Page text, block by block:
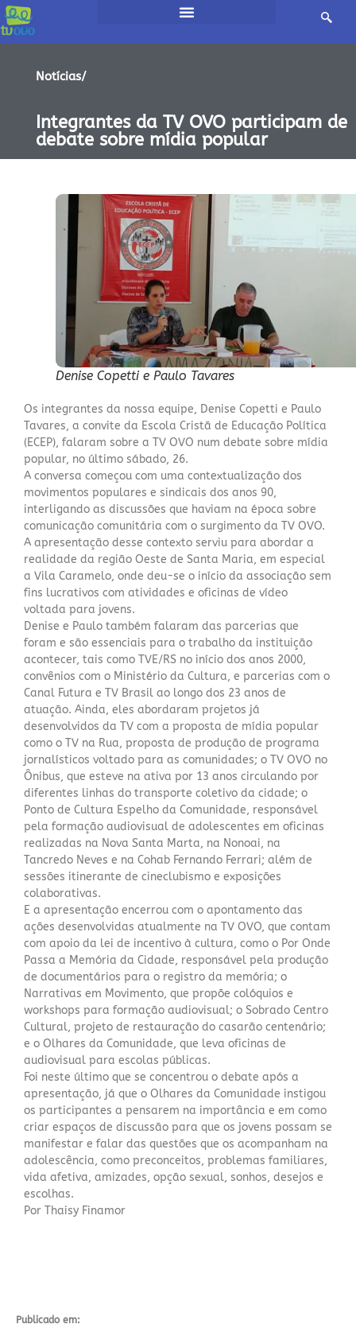
Notícias/
Integrantes da TV OVO participam de
debate sobre mídia popular
Denise Copetti e Paulo Tavares
Os integrantes da nossa equipe, Denise Copetti e Paulo
Tavares, a convite da Escola Cristã de Educação Política
(ECEP), falaram sobre a TV OVO num debate sobre mídia
popular, no último sábado, 26.
A conversa começou com uma contextualização dos
movimentos populares e sindicais dos anos 90,
interligando as discussões que haviam na época sobre
comunicação comunitária com o surgimento da TV OVO.
A apresentação desse contexto serviu para abordar a
realidade da região Oeste de Santa Maria, em especial
a Vila Caramelo, onde deu-se o início da associação sem
fins lucrativos com atividades e oficinas de vídeo
voltada para jovens.
Denise e Paulo também falaram das parcerias que
foram e são essenciais para o trabalho da instituição
acontecer, tais como TVE/RS no início dos anos 2000,
convênios com o Ministério da Cultura, e parcerias com o
Canal Futura e TV Brasil ao longo dos 23 anos de
atuação. Ainda, eles abordaram projetos já
desenvolvidos da TV com a proposta de mídia popular
como o TV na Rua, proposta de produção de programa
jornalísticos voltado para as comunidades; o TV OVO no
Ônibus, que esteve na ativa por 13 anos circulando por
diferentes linhas do transporte coletivo da cidade; o
Ponto de Cultura Espelho da Comunidade, responsável
pela formação audiovisual de adolescentes em oficinas
realizadas na Nova Santa Marta, na Nonoai, na
Tancredo Neves e na Cohab Fernando Ferrari; além de
sessões itinerante de cineclubismo e exposições
colaborativas.
E a apresentação encerrou com o apontamento das
ações desenvolvidas atualmente na TV OVO, que contam
com apoio da lei de incentivo à cultura, como o Por Onde
Passa a Memória da Cidade, responsável pela produção
de documentários para o registro da memória; o
Narrativas em Movimento, que propõe colóquios e
workshops para formação audiovisual; o Sobrado Centro
Cultural, projeto de restauração do casarão centenário;
e o Olhares da Comunidade, que leva oficinas de
audiovisual para escolas públicas.
Foi neste último que se concentrou o debate após a
apresentação, já que o Olhares da Comunidade instigou
os participantes a pensarem na importância e em como
criar espaços de discussão para que os jovens possam se
manifestar e falar das questões que os acompanham na
adolescência, como preconceitos, problemas familiares,
vida afetiva, amizades, opção sexual, sonhos, desejos e
escolhas.
Por Thaisy Finamor
Publicado em: